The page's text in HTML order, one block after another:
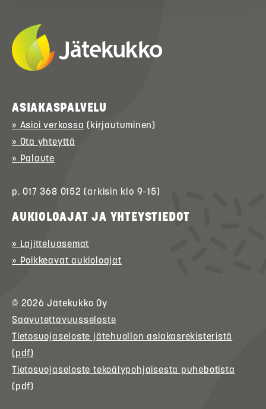
ASIAKASPALVELU
» Asioi verkossa (kirjautuminen)
» Ota yhteyttä
» Palaute
p. 017 368 0152 (arkisin klo 9–15)
AUKIOLOAJAT JA YHTEYSTIEDOT
» Lajitteluasemat
» Poikkeavat aukioloajat
© 2026Jätekukko Oy
Saavutettavuusseloste
Tietosuojaseloste jätehuollon asiakasrekisteristä
(pdf)
Tietosuojaseloste tekoälypohjaisesta puhebotista
(pdf)